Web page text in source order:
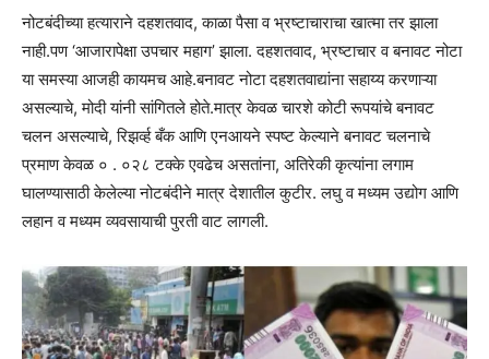
नोटबंदीच्या हत्याराने दहशतवाद, काळा पैसा व भ्रष्टाचाराचा खात्मा तर झाला
नाही.पण ‘आजारापेक्षा उपचार महाग’ झाला. दहशतवाद, भ्रष्टाचार व बनावट नोटा
या समस्या आजही कायमच आहे.बनावट नोटा दहशतवाद्यांना सहाय्य करणाऱ्या
असल्याचे, मोदी यांनी सांगितले होते.मात्र केवळ चारशे कोटी रूपयांचे बनावट
चलन असल्याचे, रिझर्व्ह बँक आणि एनआयने स्पष्ट केल्याने बनावट चलनाचे
प्रमाण केवळ ० . ०२८ टक्के एवढेच असतांना, अतिरेकी कृत्यांना लगाम
घालण्यासाठी केलेल्या नोटबंदीने मात्र देशातील कुटीर. लघु व मध्यम उद्योग आणि
लहान व मध्यम व्यवसायाची पुरती वाट लागली.